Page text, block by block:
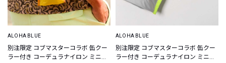
ALOHA BLUE
別注限定 コブマスターコラボ 缶クー
ラー付き コーデュラナイロン ミニウ
ALOHA BLUE
別注限定 コブマスターコラボ 缶クー
ラー付き コーデュラナイロン ミニウ